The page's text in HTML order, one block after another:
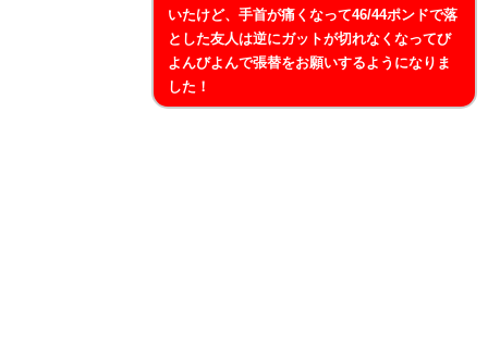
いたけど、手首が痛くなって46/44ポンドで落
とした友人は逆にガットが切れなくなってび
よんびよんで張替をお願いするようになりま
した！